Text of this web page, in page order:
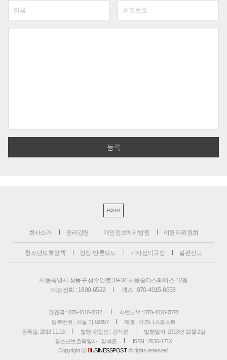
PC버전
회사소개 윤리강령 개인정보처리방침 이용자위원회
청소년보호정책 정정·반론보도 기사심의규정 불편신고
서울특별시 성동구 성수일로 39-34 서울숲더스페이스 12층
대표전화 : 1800-6522
팩스 : 070-4015-8658
편집국 : 070-4010-8512
사업본부 : 070-4010-7078
등록번호 : 서울 아 02897
제호 : 비즈니스포스트
등록일: 2013.11.13
발행·편집인 : 강석운
발행일자: 2013년 12월 2일
청소년보호책임자 : 강석운
ISSN : 2636-171X
Copyright ⓒ BUSINESSPOST. All rights reserved.